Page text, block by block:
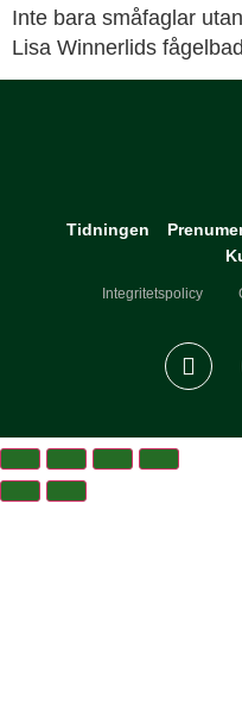
Inte bara småfaglar
Lisa Winnerlids
Tidningen
Integritetspolicy